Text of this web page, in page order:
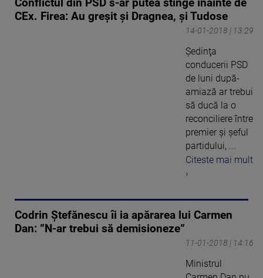
Conflictul din PSD s-ar putea stinge înainte de
CEx. Firea: Au greşit şi Dragnea, şi Tudose
14-01-2018 | 13:29
Şedinţa
conducerii PSD
de luni după-
amiază ar trebui
să ducă la o
reconciliere între
premier şi şeful
partidului, ...
Citeste mai mult
›
Codrin Ștefănescu îi ia apărarea lui Carmen
Dan: ”N-ar trebui să demisioneze”
11-01-2018 | 14:16
Ministrul